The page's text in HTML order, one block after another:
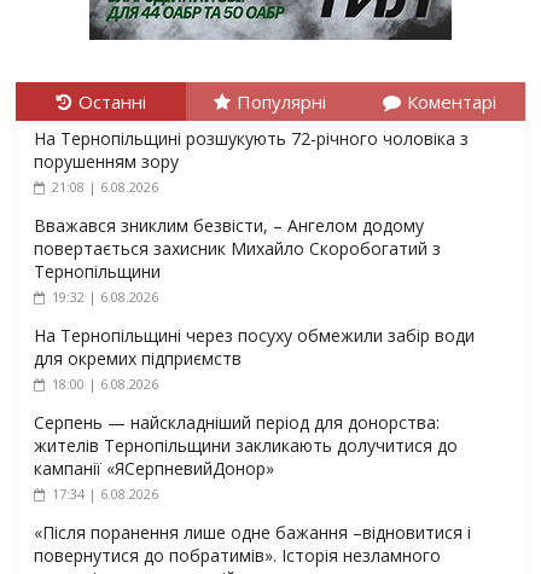
Останні Популярні Коментарі
На Тернопільщині розшукують 72-річного чоловіка з
порушенням зору
21:08 | 6.08.2026
Вважався зниклим безвісти, – Ангелом додому
повертається захисник Михайло Скоробогатий з
Тернопільщини
19:32 | 6.08.2026
На Тернопільщині через посуху обмежили забір води
для окремих підприємств
18:00 | 6.08.2026
Серпень — найскладніший період для донорства:
жителів Тернопільщини закликають долучитися до
кампанії «ЯСерпневийДонор»
17:34 | 6.08.2026
«Після поранення лише одне бажання –відновитися і
повернутися до побратимів». Історія незламного